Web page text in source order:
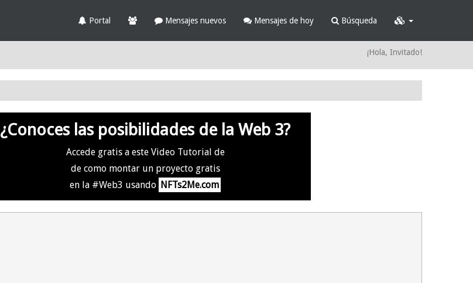
Portal Mensajes nuevos Mensajes de hoy Búsqueda
¡Hola, Invitado!
¿Conoces las posibilidades de la Web 3?
Accede gratis a este Video Tutorial de
de como montar un proyecto gratis
en la #Web3 usando NFTs2Me.com